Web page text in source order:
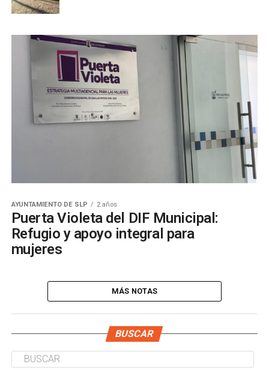
AYUNTAMIENTO DE SLP 2 años
Puerta Violeta del DIF Municipal:
Refugio y apoyo integral para
mujeres
MÁS NOTAS
BUSCAR